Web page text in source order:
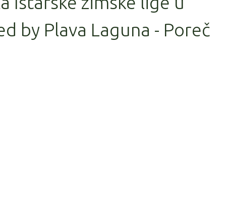
by Plava Laguna - Poreč